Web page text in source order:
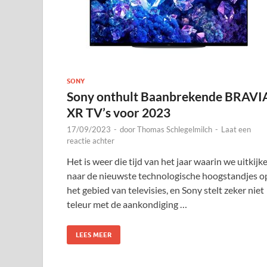
SONY
Sony onthult Baanbrekende
XR TV’s voor 2023
17/09/2023 - doorThomas Schlegelmilch - Laat een
reactie achter
Het is weer die tijd van het jaar waarin we
naar de nieuwste technologische hoogstandjes
het gebied van televisies, en Sony stelt zeker niet
teleur met de aankondiging …
LEES MEER